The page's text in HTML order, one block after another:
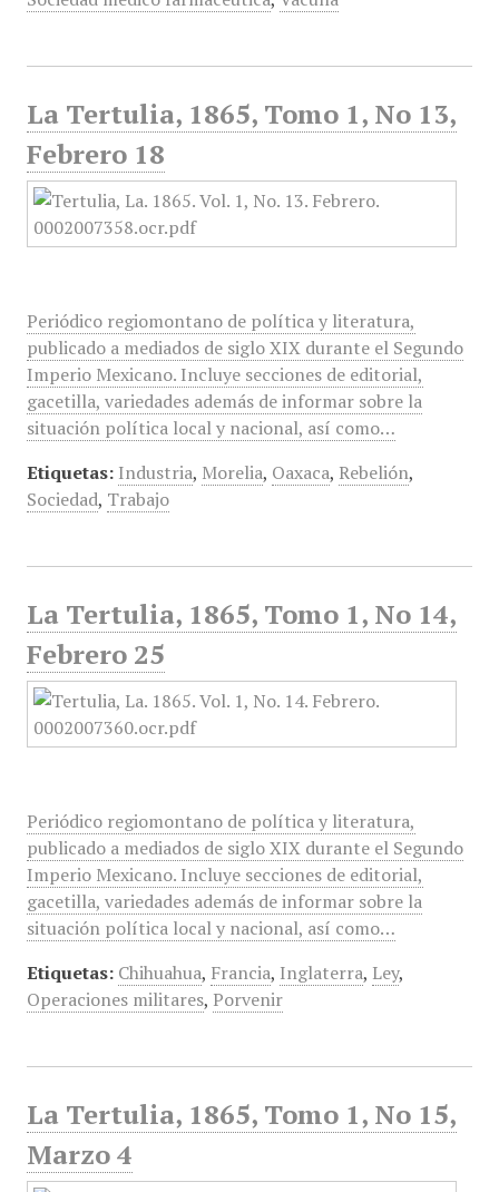
La Tertulia, 1865, Tomo 1, No 13,
Febrero 18
Periódico regiomontano de política y literatura,
publicado a mediados de siglo XIX durante el Segundo
Imperio Mexicano. Incluye secciones de editorial,
gacetilla, variedades además de informar sobre la
situación política local y nacional, así como…
Etiquetas: Industria, Morelia, Oaxaca, Rebelión,
Sociedad, Trabajo
La Tertulia, 1865, Tomo 1, No 14,
Febrero 25
Periódico regiomontano de política y literatura,
publicado a mediados de siglo XIX durante el Segundo
Imperio Mexicano. Incluye secciones de editorial,
gacetilla, variedades además de informar sobre la
situación política local y nacional, así como…
Etiquetas: Chihuahua, Francia, Inglaterra, Ley,
Operaciones militares, Porvenir
La Tertulia, 1865, Tomo 1, No 15,
Marzo 4